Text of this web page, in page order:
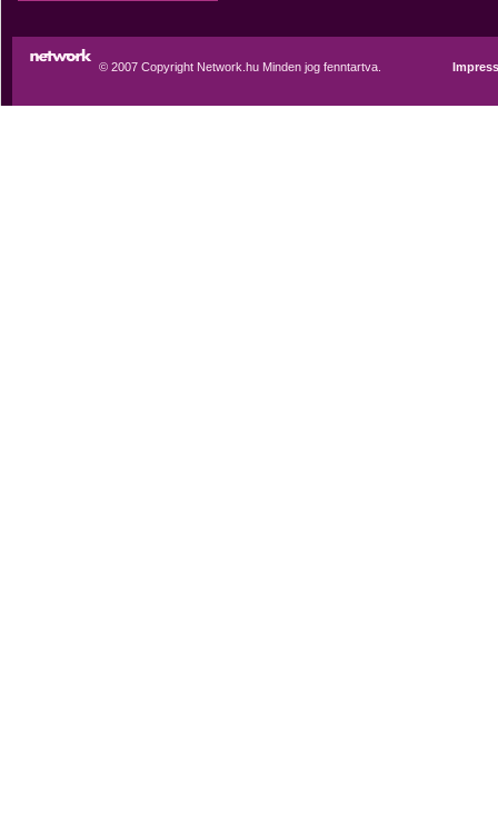
© 2007 Copyright Network.hu Minden jog fenntartva.